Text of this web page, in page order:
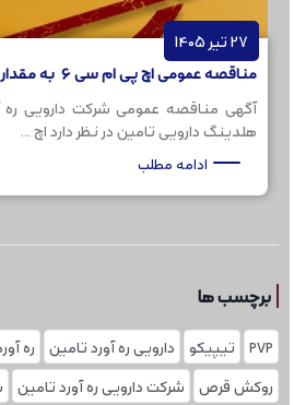
27 تیر 1405
مناقصه عمومی اچ پی ام سی 6 به مقدار 10 تن
آگهی مناقصه عمومی شرکت دارویی ره
هلدینگ دارویی تامین در نظر دارد اچ ...
ادامه مطلب
برچسب ها
PVP تیپیکو دارویی ره آورد تامین ره
روکش قرص
شرکت دارویی ره آورد تامین